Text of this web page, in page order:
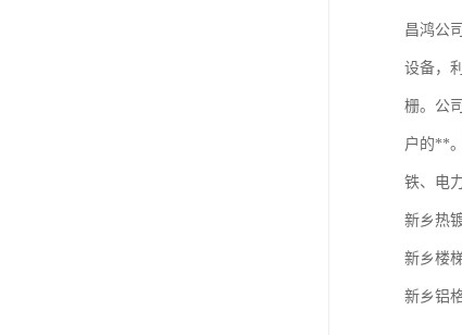
昌鸿公
设备，
栅。公
户的**
铁、电
新乡热
新乡楼
新乡铝